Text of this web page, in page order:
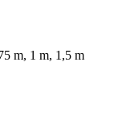
m, 1 m, 1,5 m